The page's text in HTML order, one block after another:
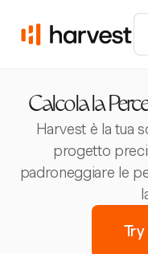
Calcola la
Harvest è la tua
progetto
padroneggiare le